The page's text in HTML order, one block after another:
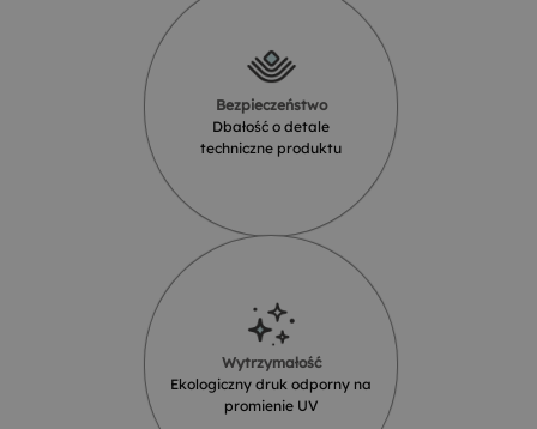
Bezpieczeństwo
Dbałość o detale
techniczne produktu
Wytrzymałość
Ekologiczny druk odporny na
promienie UV